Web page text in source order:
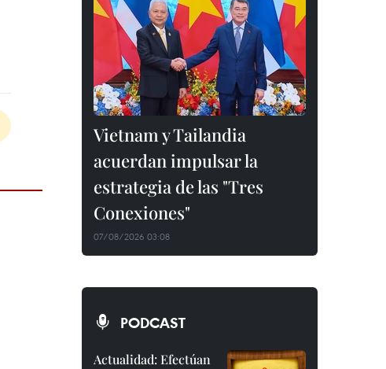
Vietnam y Tailandia
acuerdan impulsar la
estrategia de las "Tres
Conexiones"
07/08/2026 03:08
PODCAST
Actualidad: Efectúan